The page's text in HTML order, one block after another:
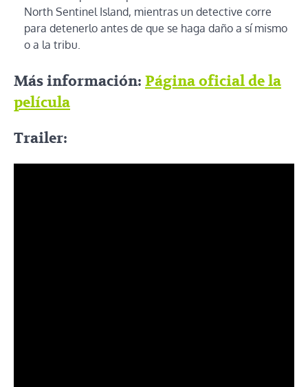
North Sentinel Island, mientras un detective corre
para detenerlo antes de que se haga daño a sí mismo
o a la tribu.
Más información: Página oficial de la
película
Trailer: